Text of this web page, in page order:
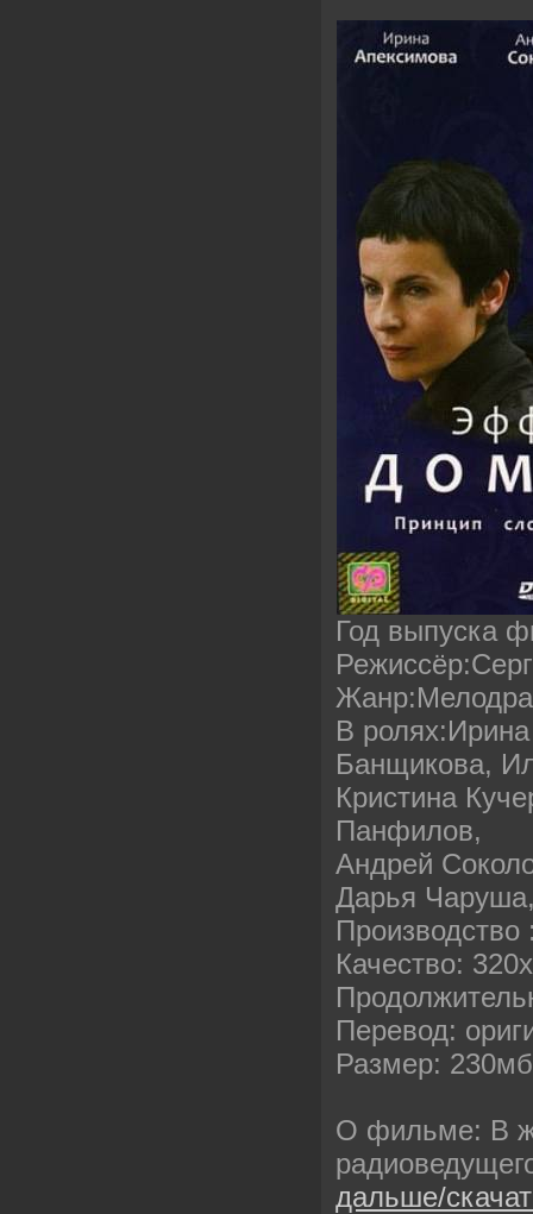
Год выпуска
В
Банщикова,
Кристина
Панфилов,
Андрей
Дарья
Качество:
Перевод:
Размер: 230мб
О фильме: В
дальше/